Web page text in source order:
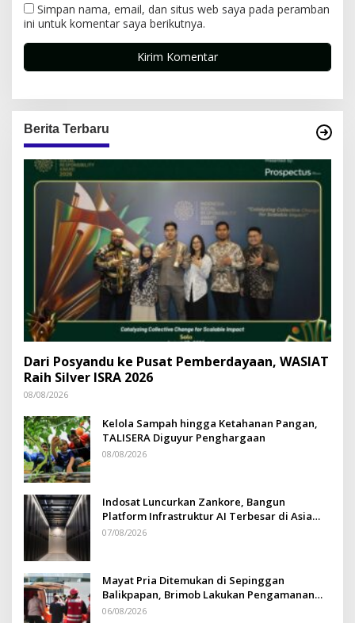
Simpan nama, email, dan situs web saya pada peramban
ini untuk komentar saya berikutnya.
Berita Terbaru
Dari Posyandu ke Pusat Pemberdayaan, WASIAT
Raih Silver ISRA 2026
08/08/2026
Kelola Sampah hingga Ketahanan Pangan,
TALISERA Diguyur Penghargaan
08/08/2026
Indosat Luncurkan Zankore, Bangun
Platform Infrastruktur AI Terbesar di Asia
Tenggara
07/08/2026
Mayat Pria Ditemukan di Sepinggan
Balikpapan, Brimob Lakukan Pengamanan
TKP
06/08/2026